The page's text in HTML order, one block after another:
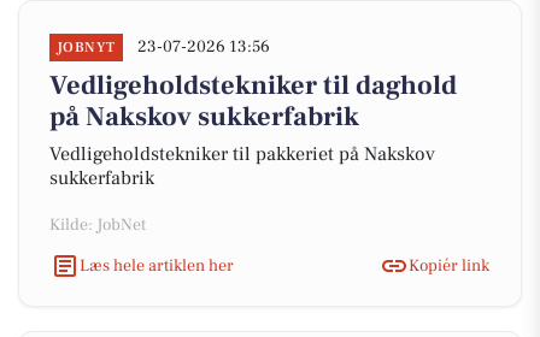
JOBNYT 23-07-2026 13:56
Vedligeholdstekniker til daghold
på Nakskov sukkerfabrik
Vedligeholdstekniker til pakkeriet på Nakskov
sukkerfabrik
Kilde: JobNet
Læs hele artiklen her
Kopiér link